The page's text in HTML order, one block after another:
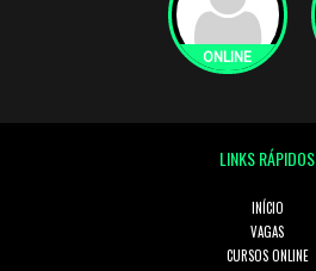
LINKS RÁPIDOS
INÍCIO
VAGAS
CURSOS ONLINE